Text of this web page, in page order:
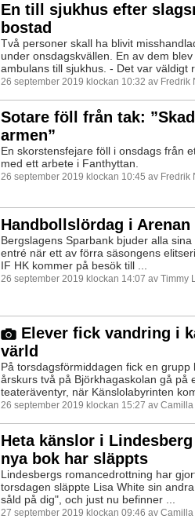
En till sjukhus efter
bostad
Två personer skall ha blivit
under onsdagskvällen. En av dem
ambulans till sjukhus. - Det var väldigt
26 september 2019 klockan 10:32 av Fredrik
Sotare föll från tak:
armen”
En skorstensfejare föll i onsdags från
med ett arbete i Fanthyttan.
26 september 2019 klockan 10:45 av Fredrik
Handbollslördag i Arenan
Bergslagens Sparbank bjuder alla
entré när ett av förra säsongens
IF HK kommer på besök till ...
26 september 2019 klockan 14:07 av Timmy
Elever fick vandring i
värld
På torsdagsförmiddagen fick en grupp
årskurs två på Björkhagaskolan gå på
teateräventyr, när Känslolabyrinten
26 september 2019 klockan 15:27 av
Heta känslor i
nya bok har släppts
Lindesbergs romancedrottning har
torsdagen släppte Lisa White sin
såld på dig", och just nu befinner ...
27 september 2019 klockan 09:46 av